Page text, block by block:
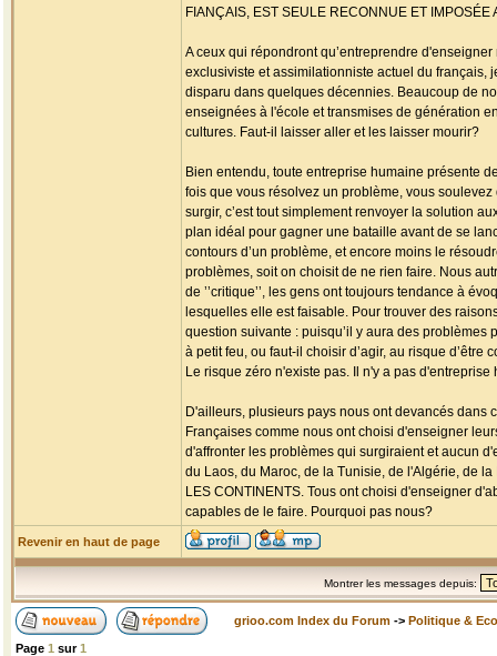
FIANÇAIS, EST SEULE RECONNUE ET
A ceux qui répondront qu’entreprendre
exclusiviste et assimilationniste actuel du français,
disparu dans quelques décennies. Beaucoup de
enseignées à l'école et transmises de génération
cultures. Faut-il laisser aller et les laisser mourir?
Bien entendu, toute entreprise humaine présente
fois que vous résolvez un problème, vous
surgir, c’est tout simplement renvoyer la solution
plan idéal pour gagner une bataille avant de se
contours d’un problème, et encore moins le
problèmes, soit on choisit de ne rien faire. Nous
de ’’critique’’, les gens ont toujours tendance à
lesquelles elle est faisable. Pour trouver des
question suivante : puisqu’il y aura des
à petit feu, ou faut-il choisir d’agir, au risque
Le risque zéro n'existe pas. Il n'y a pas
D'ailleurs, plusieurs pays nous ont devancés
Françaises comme nous ont choisi d'enseigner
d'affronter les problèmes qui surgiraient et aucun
du Laos, du Maroc, de la Tunisie, de l'Algérie, de
LES CONTINENTS. Tous ont choisi d'enseigner
capables de le faire. Pourquoi pas nous?
Revenir en haut de page
Montrer les messages depuis:
grioo.com Index du Forum -> Politique &
Page 1 sur1